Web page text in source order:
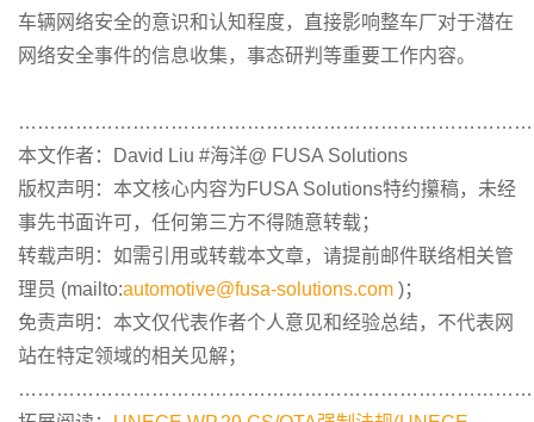
车辆网络安全的意识和认知程度，直接影响整车厂对于潜在
网络安全事件的信息收集，事态研判等重要工作内容。
本文作者：David Liu #海洋@ FUSA Solutions
版权声明：本文核心内容为FUSA Solutions特约攥稿，未经
事先书面许可，任何第三方不得随意转载；
转载声明：如需引用或转载本文章，请提前邮件联络相关管
理员 (mailto:automotive@fusa-solutions.com )；
免责声明：本文仅代表作者个人意见和经验总结，不代表网
站在特定领域的相关见解；